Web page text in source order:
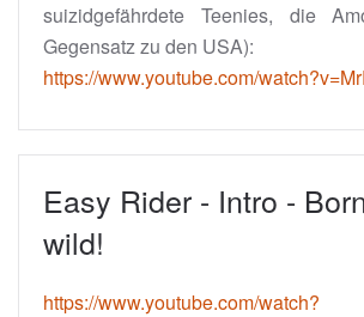
suizidgefährdete Teenies, die
Gegensatz zu den USA):
https://www.youtube.com/
Easy Rider - Intro -
wild!
https://www.youtube.com/watch?